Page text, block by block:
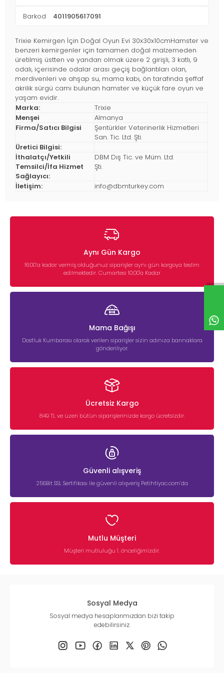
Barkod 4011905617091
Trixie Kemirgen İçin Doğal Oyun Evi 30x30x10cmHamster ve
benzeri kemirgenler için tamamen doğal malzemeden
üretilmiş üstten ve yandan olmak üzere 2 girişli, 3 katlı, 9
odalı, içerisinde odalar arası geçiş bağlantıları olan,
merdivenleri ve ahşap su, mama kabı, ön tarafında şeffaf
akrilik sürgü camı bulunan hamster ve küçük fare oyun ve
yaşam evidir.
Marka:
Trixie
Menşei
Almanya
Firma/Satıcı Bilgisi
Şentürkler Veterinerlik Hizmetleri
San. Tic. Ltd. Şti.
Üretici Bilgisi:
İthalatçı/Yetkili
Temsilci/İfa Hizmet
Sağlayıcı:
DBM Dış Tic. ve Müm. Ltd.
Şti.
İletişim: info@dbmturkey.com
Aynı Gün Kargo
16:00’a kadar vermiş olduğunuz siparişler aynı gün kargoya teslim
edilmektedir. Cumartesi 10:00'a Kadar
Mama Bağışı
Dostluk Kumbarası olarak verilen siparişler sizin adınıza barınaklara
gönderiliyor.
Ücretsiz Kargo
849 TL ve üzeri bütün siparişlerinizde kargo ücretsizdir.
Güvenli alışveriş
256Bit SSL Sertifikası ile güvenli alışveriş Petihtiyac.com’da
Mutlu Müşteri
Müşteri mutluluğu 1. önceliğimizdir.
Sosyal Medya
Sosyal medya hesaplarımızdan bizi takip
edebilirsiniz.